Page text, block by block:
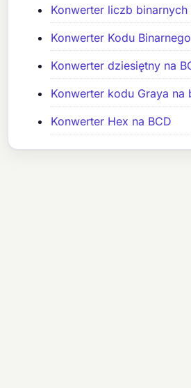
Konwerter liczb binarnych
Konwerter Kodu
Konwerter dziesiętny na
Konwerter kodu Graya na
Konwerter Hex na BCD